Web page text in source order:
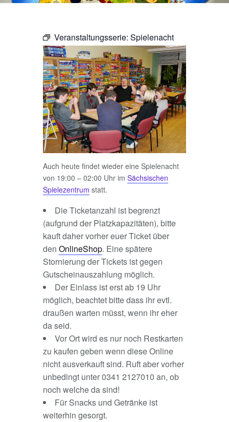
Veranstaltungsserie: Spielenacht
Auch heute findet wieder eine Spielenacht
von 19:00 – 02:00 Uhr im Sächsischen
Spielezentrum statt.
Die Ticketanzahl ist begrenzt
(aufgrund der Platzkapazitäten), bitte
kauft daher vorher euer Ticket über
den OnlineShop. Eine spätere
Stornierung der Tickets ist gegen
Gutscheinauszahlung möglich.
Der Einlass ist erst ab 19 Uhr
möglich, beachtet bitte dass ihr evtl.
draußen warten müsst, wenn ihr eher
da seid.
Vor Ort wird es nur noch Restkarten
zu kaufen geben wenn diese Online
nicht ausverkauft sind. Ruft aber vorher
unbedingt unter 0341 2127010 an, ob
noch welche da sind!
Für Snacks und Getränke ist
weiterhin gesorgt.